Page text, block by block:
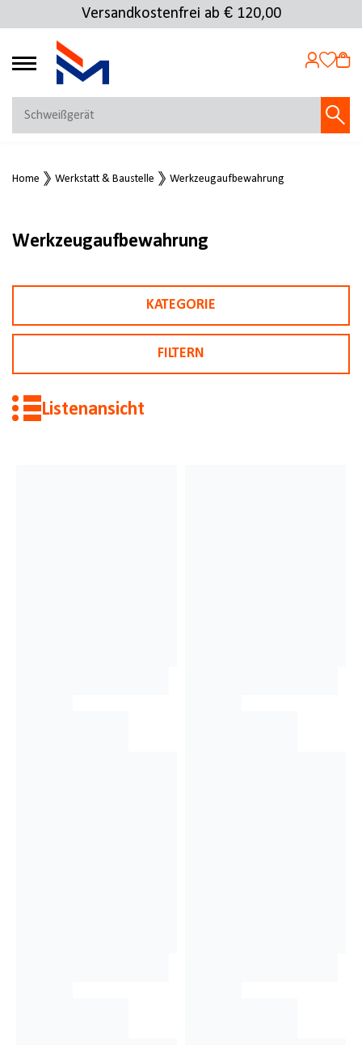
Versandkostenfrei ab € 120,00
4.69
MEIN KONTO
Jetzt anmelden
Jetzt registrieren
Home Werkstatt & Baustelle Werkzeugaufbewahrung
Werkzeugaufbewahrung
KATEGORIE
FILTERN
Listenansicht